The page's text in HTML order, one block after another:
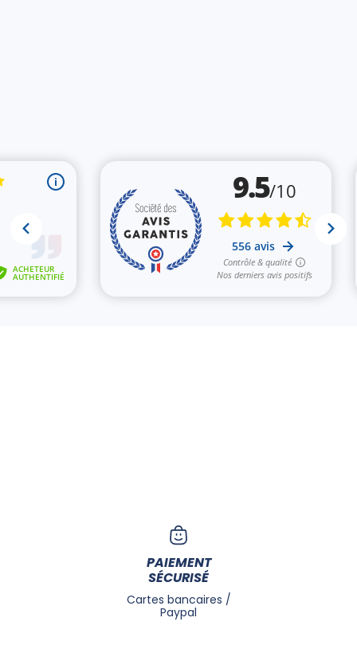
PAIEMENT
SÉCURISÉ
Cartes bancaires /
Paypal